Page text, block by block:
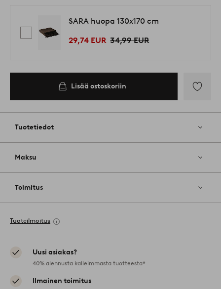
SARA huopa 130x170 cm
29,74 EUR 34,99 EUR
Lisää ostoskoriin
Tuotetiedot
Maksu
Toimitus
Tuoteilmoitus
Uusi asiakas?
40% alennusta kalleimmasta tuotteesta*
Ilmainen toimitus